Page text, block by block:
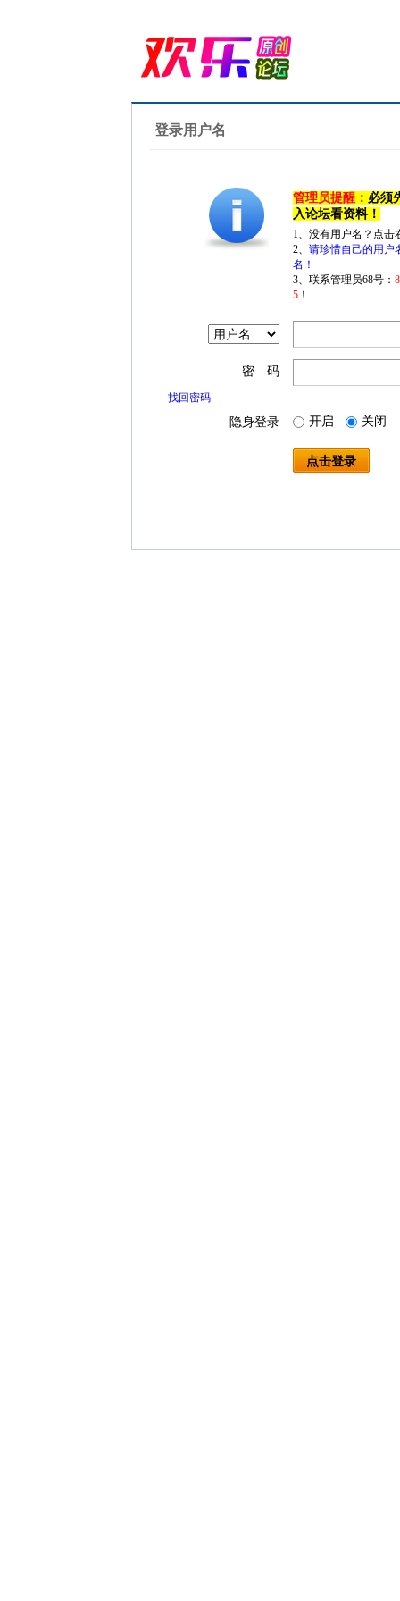
登录用户名
管理员提醒： 必须
入论坛看资料！
1、没有用户名？点
2、 请珍惜自己的用户
名！
3、联系管理员68号：
5 ！
密 码
找回密码
隐身登录 开启 关闭
点击登录